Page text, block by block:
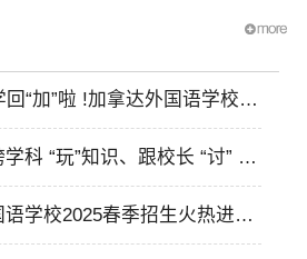
“加”啦 !加拿达外国语学校开
科 “玩”知识、跟校长 “讨” 干
学校2025春季招生火热进行